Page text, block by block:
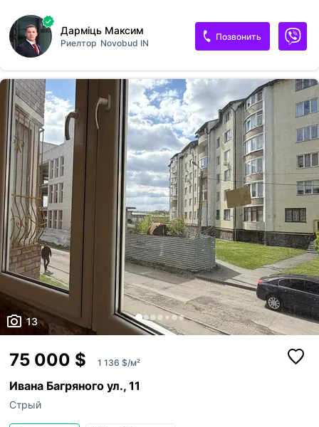
Дарміць Максим
Риелтор Novobud IN
Позвонить
13
75 000 $ 1 136 $/м²
Ивана Багряного ул., 11
Стрый